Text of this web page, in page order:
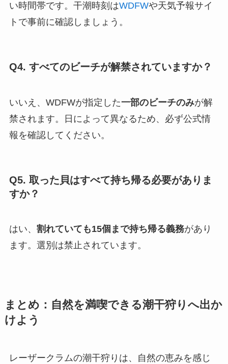
い時間帯です。干潮時刻はWDFWや天気予報サイ
トで事前に確認しましょう。
Q4. すべてのビーチが解禁されていますか？
いいえ、WDFWが指定した一部のビーチのみが解
禁されます。日によって異なるため、必ず公式情
報を確認してください。
Q5. 取った貝はすべて持ち帰る必要がありま
すか？
はい、 割れていても15個まで持ち帰る義務があり
ます。選別は禁止されています。
まとめ：自然を満喫できる潮干狩りへ出か
けよう
レーザークラムの潮干狩りは、自然の恵みを感じ